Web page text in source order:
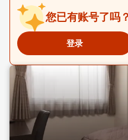
您已有账号了吗？
登录